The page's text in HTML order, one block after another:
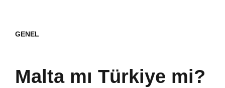
GENEL
Malta mı Türkiye mi?